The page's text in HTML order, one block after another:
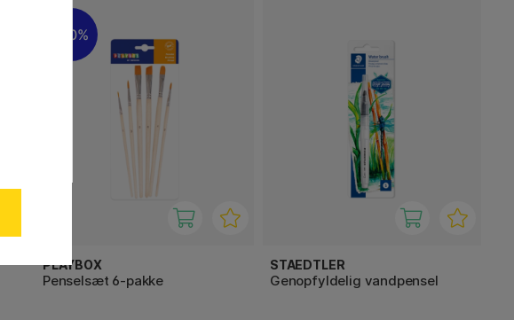
20%
PLAYBOX
Penselsæt 6-pakke
STAEDTLER
Genopfyldelig vandpensel